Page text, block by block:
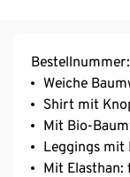
Weiche
Shirt mit
Mit Bio-
Leggings mit
Mit Elasthan: